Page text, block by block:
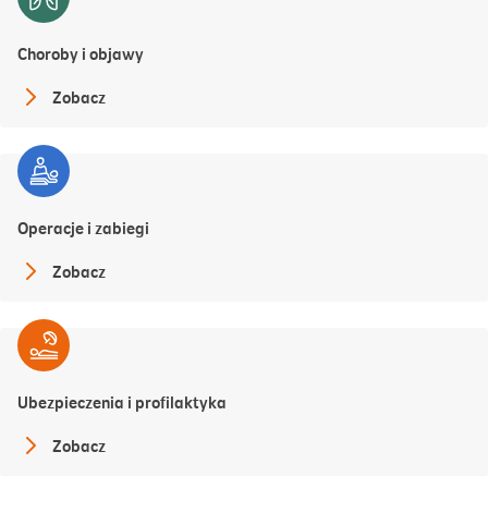
Choroby i objawy
Zobacz
Operacje i zabiegi
Zobacz
Ubezpieczenia i profilaktyka
Zobacz